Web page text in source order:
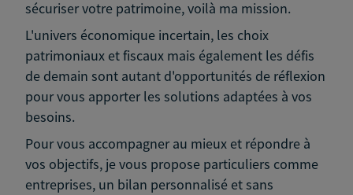
sécuriser votre patrimoine, voilà ma mission.
L'univers économique incertain, les choix
patrimoniaux et fiscaux mais également les défis
de demain sont autant d'opportunités de réflexion
pour vous apporter les solutions adaptées à vos
besoins.
Pour vous accompagner au mieux et répondre à
vos objectifs, je vous propose particuliers comme
entreprises, un bilan personnalisé et sans